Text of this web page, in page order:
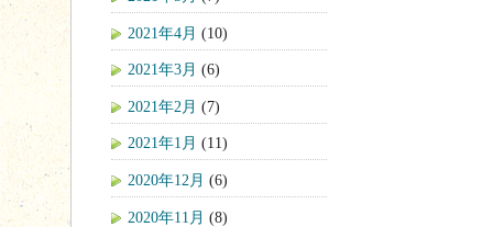
2021年4月 (10)
2021年3月 (6)
2021年2月 (7)
2021年1月 (11)
2020年12月 (6)
2020年11月 (8)